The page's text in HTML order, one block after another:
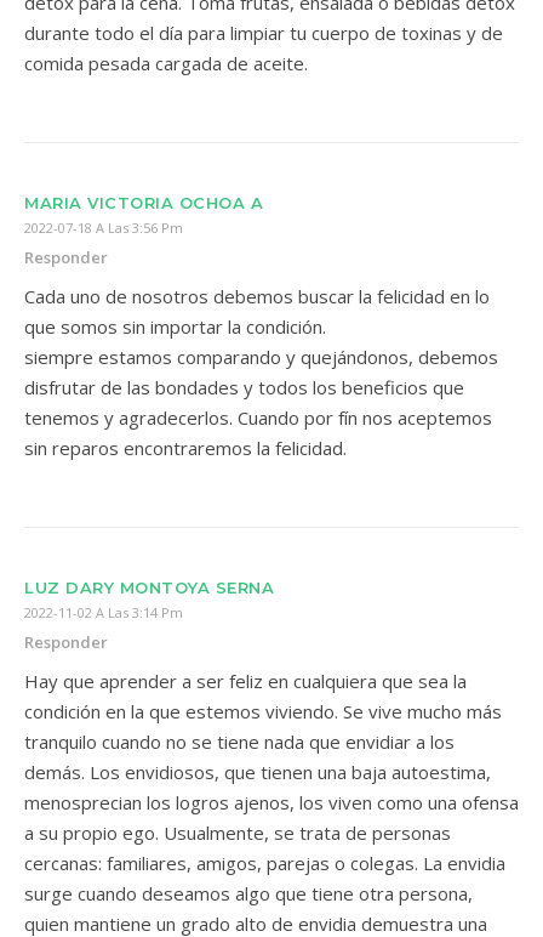
durante todo el día para limpiar tu cuerpo de toxinas y de
comida pesada cargada de aceite.
MARIA VICTORIA OCHOA A
2022-07-18 A Las 3:56 Pm
Responder
Cada uno de nosotros debemos buscar la felicidad en lo
que somos sin importar la condición.
siempre estamos comparando y quejándonos, debemos
disfrutar de las bondades y todos los beneficios que
tenemos y agradecerlos. Cuando por fín nos aceptemos
sin reparos encontraremos la felicidad.
LUZ DARY MONTOYA SERNA
2022-11-02 A Las 3:14 Pm
Responder
Hay que aprender a ser feliz en cualquiera que sea la
condición en la que estemos viviendo. Se vive mucho más
tranquilo cuando no se tiene nada que envidiar a los
demás. Los envidiosos, que tienen una baja autoestima,
menosprecian los logros ajenos, los viven como una ofensa
a su propio ego. Usualmente, se trata de personas
cercanas: familiares, amigos, parejas o colegas. La envidia
surge cuando deseamos algo que tiene otra persona,
quien mantiene un grado alto de envidia demuestra una